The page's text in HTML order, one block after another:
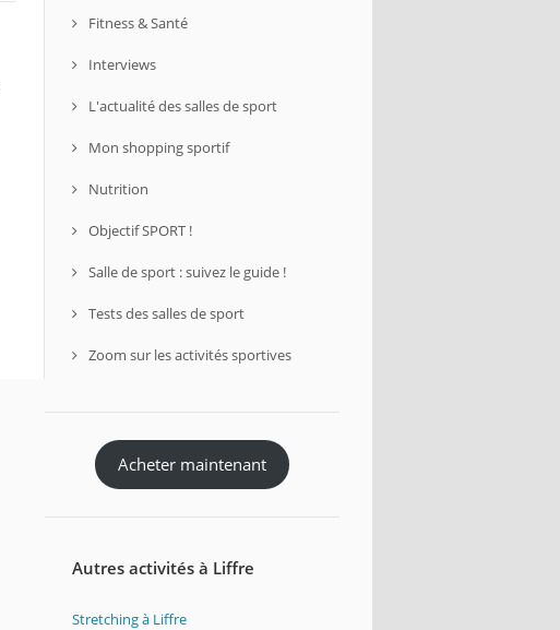
Fitness & Santé
Interviews
L'actualité des salles de sport
Mon shopping sportif
Nutrition
Objectif SPORT !
Salle de sport : suivez le guide !
Tests des salles de sport
Zoom sur les activités sportives
Acheter maintenant
Autres activités à Liffre
Stretching à Liffre